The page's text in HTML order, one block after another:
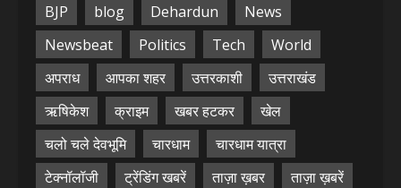
BJP blog Dehardun
News
Newsbeat
Politics Tech
World
अपराध
आपका शहर उत्तरकाशी
उत्तराखंड
ऋषिकेश
क्राइम खबर हटकर
खेल
चलो चले देवभूमि
चारधाम
चारधाम यात्रा
टेक्नॉलॉजी
ट्रेंडिंग खबरें ताज़ा ख़बर
ताज़ा ख़बरें